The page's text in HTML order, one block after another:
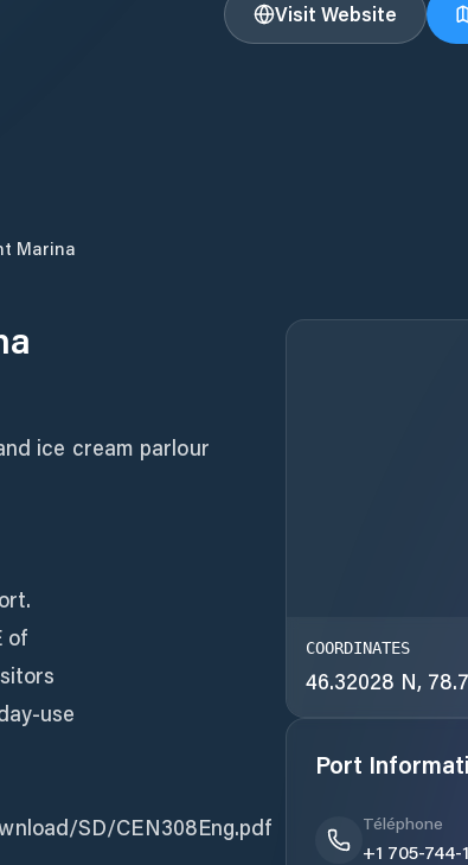
Visit Website
Marina
ice cream parlour
of
use
SD/CEN308Eng.pdf
COORDINATES
46.32028 N,
Port
Téléphone
+1 705-744-